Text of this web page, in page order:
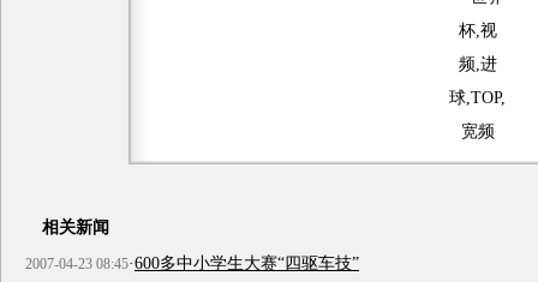
相关新闻
2007-04-23 08:45·600多中小学生大赛“四驱车技”